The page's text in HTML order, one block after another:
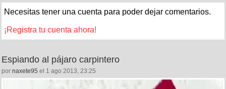
Necesitas tener una cuenta para poder dejar comentarios.
¡Registra tu cuenta ahora!
Espiando al pájaro carpintero
por naxete95 el 1 ago 2013, 23:25